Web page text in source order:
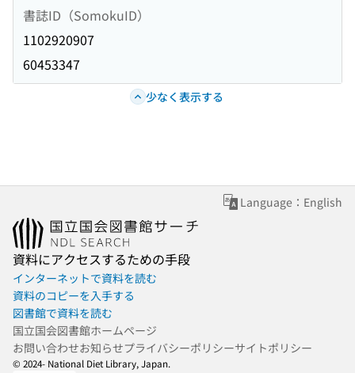
書誌ID（SomokuID）
1102920907
60453347
少なく表示する
Language：English
資料にアクセスするための手段
インターネットで資料を読む
資料のコピーを入手する
図書館で資料を読む
国立国会図書館ホームページ
お問い合わせお知らせプライバシーポリシーサイトポリシー
© 2024- National Diet Library, Japan.